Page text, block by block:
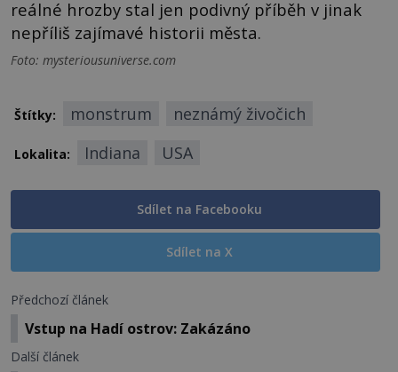
reálné hrozby stal jen podivný příběh v jinak
nepříliš zajímavé historii města.
Foto: mysteriousuniverse.com
Štítky: monstrum neznámý živočich
Lokalita: Indiana USA
Sdílet na Facebooku
Sdílet na X
Předchozí článek
Vstup na Hadí ostrov: Zakázáno
Další článek